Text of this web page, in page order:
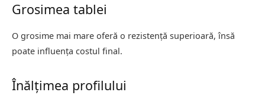
Grosimea tablei
O grosime mai mare oferă o rezistență superioară, însă
poate influența costul final.
Înălțimea profilului